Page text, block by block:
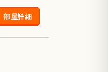
部屋詳細